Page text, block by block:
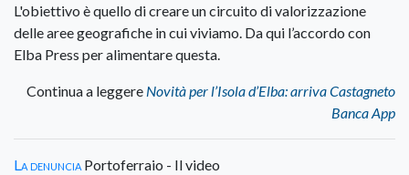
L'obiettivo è quello di creare un circuito di valorizzazione
delle aree geografiche in cui viviamo. Da qui l’accordo con
Elba Press per alimentare questa.
Continua a leggere Novità per l’Isola d’Elba: arriva Castagneto
Banca App
La denuncia Portoferraio - Il video